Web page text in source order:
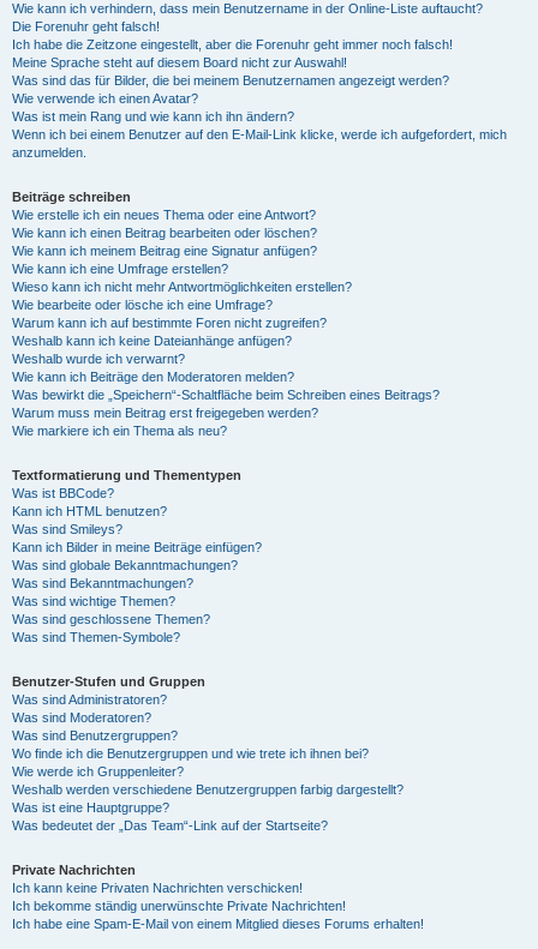
Wie kann ich verhindern, dass mein Benutzername in der Online-Liste auftaucht?
Die Forenuhr geht falsch!
Ich habe die Zeitzone eingestellt, aber die Forenuhr geht immer noch falsch!
Meine Sprache steht auf diesem Board nicht zur Auswahl!
Was sind das für Bilder, die bei meinem Benutzernamen angezeigt werden?
Wie verwende ich einen Avatar?
Was ist mein Rang und wie kann ich ihn ändern?
Wenn ich bei einem Benutzer auf den E-Mail-Link klicke, werde ich aufgefordert, mich
anzumelden.
Beiträge schreiben
Wie erstelle ich ein neues Thema oder eine Antwort?
Wie kann ich einen Beitrag bearbeiten oder löschen?
Wie kann ich meinem Beitrag eine Signatur anfügen?
Wie kann ich eine Umfrage erstellen?
Wieso kann ich nicht mehr Antwortmöglichkeiten erstellen?
Wie bearbeite oder lösche ich eine Umfrage?
Warum kann ich auf bestimmte Foren nicht zugreifen?
Weshalb kann ich keine Dateianhänge anfügen?
Weshalb wurde ich verwarnt?
Wie kann ich Beiträge den Moderatoren melden?
Was bewirkt die „Speichern“-Schaltfläche beim Schreiben eines Beitrags?
Warum muss mein Beitrag erst freigegeben werden?
Wie markiere ich ein Thema als neu?
Textformatierung und Thementypen
Was ist BBCode?
Kann ich HTML benutzen?
Was sind Smileys?
Kann ich Bilder in meine Beiträge einfügen?
Was sind globale Bekanntmachungen?
Was sind Bekanntmachungen?
Was sind wichtige Themen?
Was sind geschlossene Themen?
Was sind Themen-Symbole?
Benutzer-Stufen und Gruppen
Was sind Administratoren?
Was sind Moderatoren?
Was sind Benutzergruppen?
Wo finde ich die Benutzergruppen und wie trete ich ihnen bei?
Wie werde ich Gruppenleiter?
Weshalb werden verschiedene Benutzergruppen farbig dargestellt?
Was ist eine Hauptgruppe?
Was bedeutet der „Das Team“-Link auf der Startseite?
Private Nachrichten
Ich kann keine Privaten Nachrichten verschicken!
Ich bekomme ständig unerwünschte Private Nachrichten!
Ich habe eine Spam-E-Mail von einem Mitglied dieses Forums erhalten!